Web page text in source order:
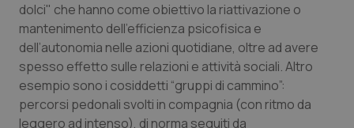
dolci" che hanno come obiettivo la riattivazione o
mantenimento dell’efficienza psicofisica e
dell’autonomia nelle azioni quotidiane, oltre ad avere
spesso effetto sulle relazioni e attività sociali. Altro
esempio sono i cosiddetti “gruppi di cammino”:
percorsi pedonali svolti in compagnia (con ritmo da
leggero ad intenso), di norma seguiti da